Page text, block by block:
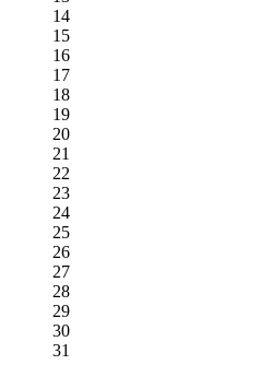
14
15
16
17
18
19
20
21
22
23
24
25
26
27
28
29
30
31